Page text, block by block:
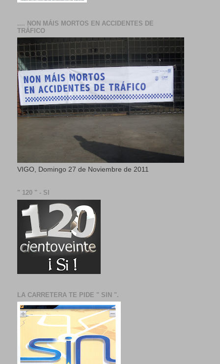
.... NON MÁIS MORTOS EN ACCIDENTES DE
TRÁFICO
VIGO, Domingo 27 de Noviembre de 2011
" 120 " - SI
LA CARRETERA TE PIDE " SIN ".